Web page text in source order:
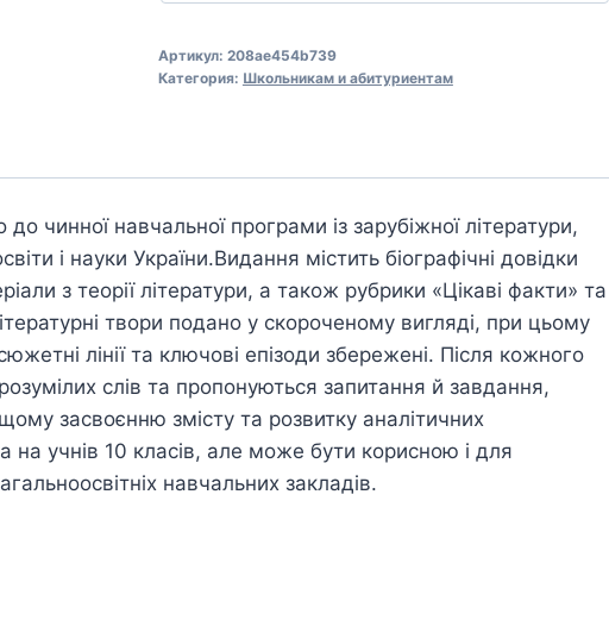
Артикул: 208ae454b739
Категория: Школьникам и абитуриентам
чинної навчальної програми із зарубіжної літератури,
і науки України.Видання містить біографічні довідки
з теорії літератури, а також рубрики «Цікаві факти» та
твори подано у скороченому вигляді, при цьому
лінії та ключові епізоди збережені. Після кожного
слів та пропонуються запитання й завдання,
засвоєнню змісту та розвитку аналітичних
на учнів 10 класів, але може бути корисною і для
навчальних закладів.